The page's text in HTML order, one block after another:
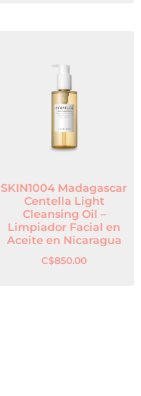
SKIN1004 Madagascar
Centella Light
Cleansing Oil –
Limpiador Facial en
Aceite en Nicaragua
C$850.00